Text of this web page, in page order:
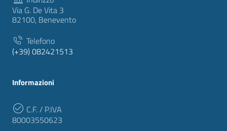
Via G. De Vita 3
82100, Benevento
Telefono
(+39) 082421513
Informazioni
C.F. / P.IVA
80003550623